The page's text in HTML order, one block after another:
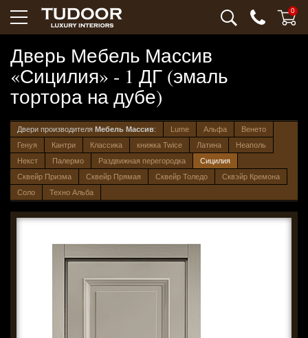
0
Дверь Мебель Массив
«Сицилия» - 1 ДГ (эмаль
тортора на дубе)
Двери производителя Мебель Массив: Lume Альфа
Венето
Генуя
Кантри Классика книжка Twice Латина
Неаполь
Некст
Палермо Раздвижная перегородка
Сицилия
Сквейр Призма
Сквейр Прямая Сквейр Толедо
Сквэйр Кремона
Соло
Техно Альба